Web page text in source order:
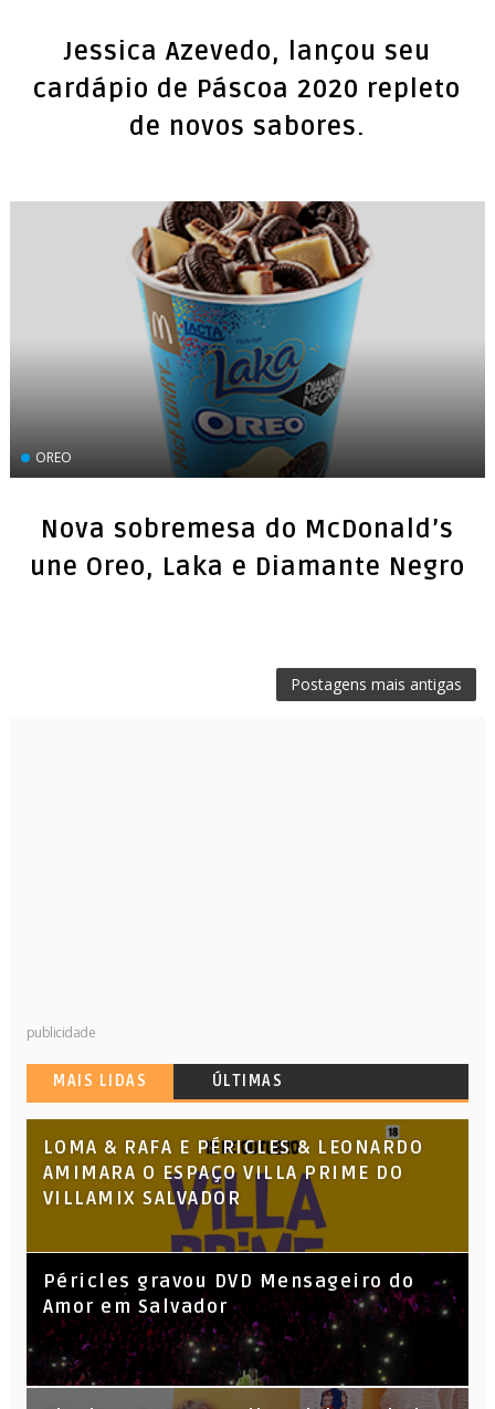
Jessica Azevedo, lançou seu
cardápio de Páscoa 2020 repleto
de novos sabores.
OREO
Nova sobremesa do McDonald’s
une Oreo, Laka e Diamante Negro
Postagens mais antigas
publicidade
MAIS LIDAS ÚLTIMAS
LOMA & RAFA E PÉRICLES & LEONARDO
AMIMARA O ESPAÇO VILLA PRIME DO
VILLAMIX SALVADOR
Péricles gravou DVD Mensageiro do
Amor em Salvador